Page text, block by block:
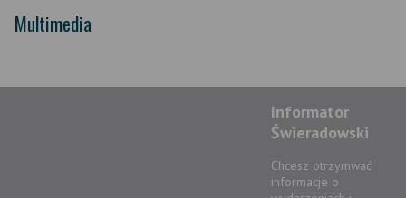
Multimedia
Informator
Świeradowski
Chcesz otrzymwać
informacje o